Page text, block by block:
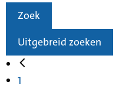
Zoek
Uitgebreid zoeken
1